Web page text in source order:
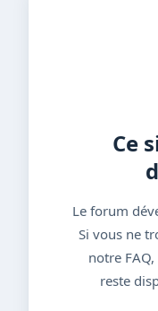
Ce
Le forum
Si vous ne
notre
reste